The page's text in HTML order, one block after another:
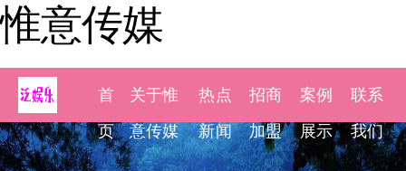
惟意传媒
首
页
关于惟
意传媒
热点
新闻
招商
加盟
案例
展示
联系
我们